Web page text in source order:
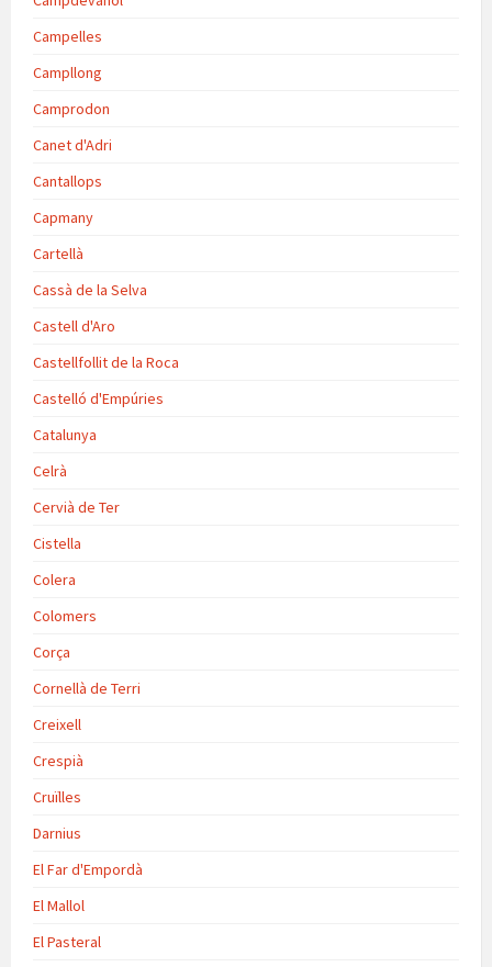
Campelles
Campllong
Camprodon
Canet d'Adri
Cantallops
Capmany
Cartellà
Cassà de la Selva
Castell d'Aro
Castellfollit de la Roca
Castelló d'Empúries
Catalunya
Celrà
Cervià de Ter
Cistella
Colera
Colomers
Corça
Cornellà de Terri
Creixell
Crespià
Cruïlles
Darnius
El Far d'Empordà
El Mallol
El Pasteral